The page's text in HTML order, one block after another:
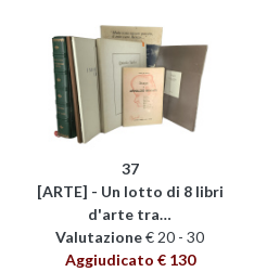
37
[ARTE] - Un lotto di 8 libri
d'arte tra…
Valutazione€ 20 - 30
Aggiudicato € 130